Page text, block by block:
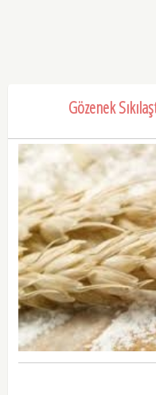
Gözenek